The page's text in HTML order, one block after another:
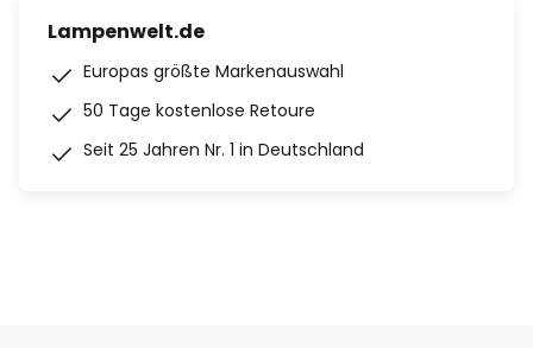
Lampenwelt.de
Europas größte Markenauswahl
50 Tage kostenlose Retoure
Seit 25 Jahren Nr. 1 in Deutschland